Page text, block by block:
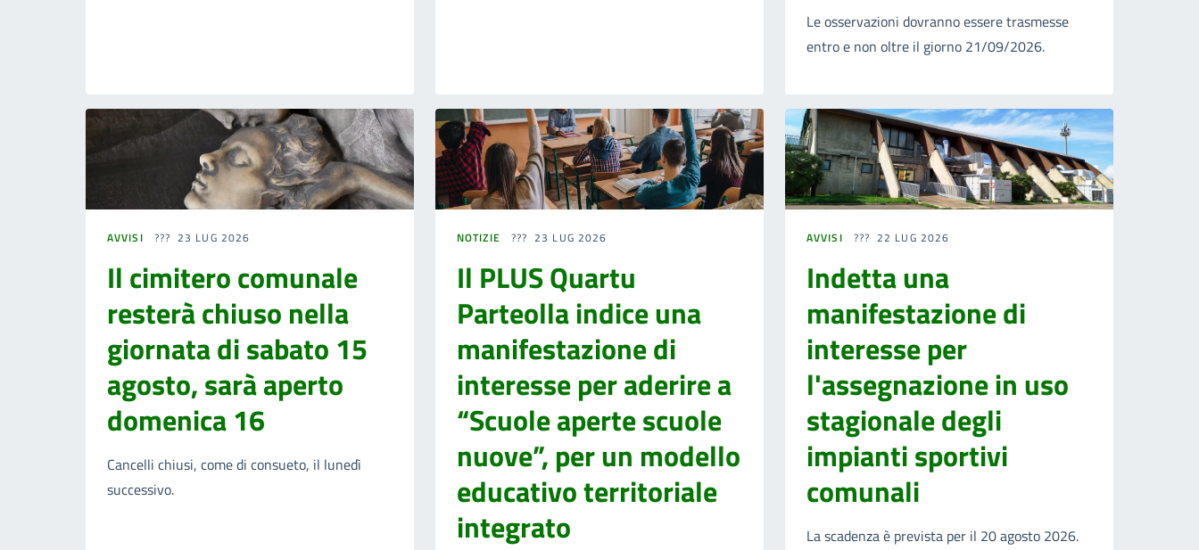
Le osservazioni dovranno essere trasmesse
entro e non oltre il giorno 21/09/2026.
AVVISI 23 LUG 2026
Il cimitero comunale
resterà chiuso nella
giornata di sabato 15
agosto, sarà aperto
domenica 16
Cancelli chiusi, come di consueto, il lunedì
successivo.
NOTIZIE 23 LUG 2026
Il PLUS Quartu
Parteolla indice una
manifestazione di
interesse per aderire a
“Scuole aperte scuole
nuove”, per un modello
educativo territoriale
integrato
AVVISI 22 LUG 2026
Indetta una
manifestazione di
interesse per
l'assegnazione in uso
stagionale degli
impianti sportivi
comunali
La scadenza è prevista per il 20 agosto 2026.